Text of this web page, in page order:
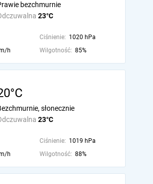
23°C
bezchmurnie
Ciśnienie: 1020 hPa
h Wilgotność: 85%
23°C
słonecznie
Ciśnienie: 1019 hPa
h Wilgotność: 88%